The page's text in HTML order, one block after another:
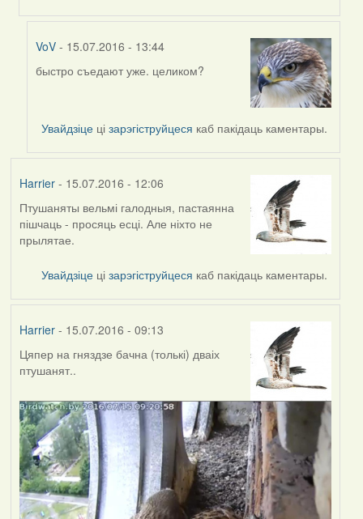
VoV - 15.07.2016 - 13:44
In
by
Gruzdov
быстро съедают уже. целиком?
Увайдзіце цізарэгіструйцеся каб пакідаць каментары.
Harrier- 15.07.2016 - 12:06
Птушаняты вельмі галодныя, пастаянна
пішчаць - просяць есці. Але ніхто не
прылятае.
Увайдзіце цізарэгіструйцеся каб пакідаць каментары.
Harrier- 15.07.2016 - 09:13
Цяпер на гняздзе бачна (толькі) дваіх
птушанят..